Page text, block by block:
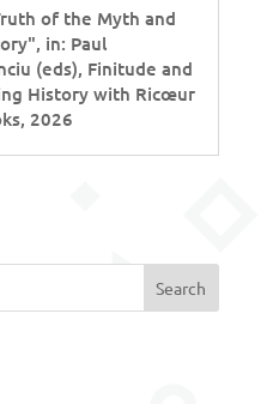
of the Myth and
in: Paul
(eds), Finitude and
History with Ricœur
2026